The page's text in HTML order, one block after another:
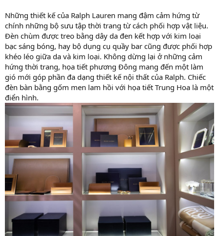
Những thiết kế của Ralph Lauren mang đậm cảm hứng từ
chính những bộ sưu tập thời trang từ cách phối hợp vật liệu.
Đèn chùm được treo bằng dây da đen kết hợp với kim loại
bạc sáng bóng, hay bộ dụng cụ quầy bar cũng được phối hợp
khéo léo giữa da và kim loại. Không dừng lại ở những cảm
hứng thời trang, họa tiết phương Đông mang đến một làm
gió mới góp phần đa dạng thiết kế nội thất của Ralph. Chiếc
đèn bàn bằng gốm men lam hồi với họa tiết Trung Hoa là một
điển hình.